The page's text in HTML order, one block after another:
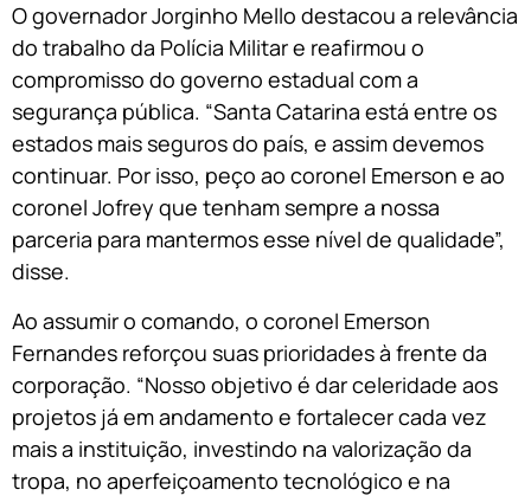
O governador Jorginho Mello destacou a relevância
do trabalho da Polícia Militar e reafirmou o
compromisso do governo estadual com a
segurança pública. “Santa Catarina está entre os
estados mais seguros do país, e assim devemos
continuar. Por isso, peço ao coronel Emerson e ao
coronel Jofrey que tenham sempre a nossa
parceria para mantermos esse nível de qualidade”,
disse.
Ao assumir o comando, o coronel Emerson
Fernandes reforçou suas prioridades à frente da
corporação. “Nosso objetivo é dar celeridade aos
projetos já em andamento e fortalecer cada vez
mais a instituição, investindo na valorização da
tropa, no aperfeiçoamento tecnológico e na